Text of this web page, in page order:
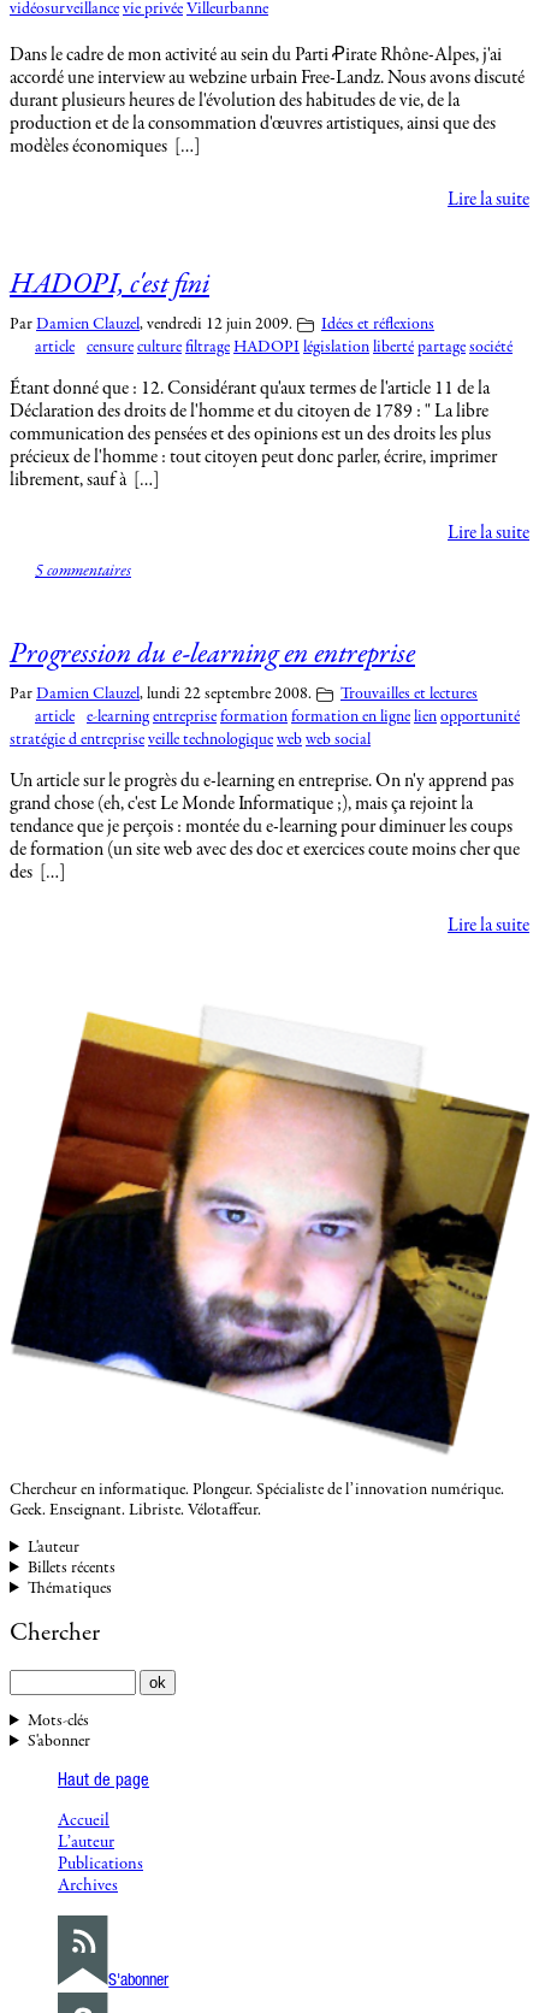
vidéosurveillance vie privée Villeurbanne
Dans le cadre de mon activité au sein du Parti Ꝓirate Rhône-Alpes, j'ai
accordé une interview au webzine urbain Free-Landz. Nous avons discuté
durant plusieurs heures de l'évolution des habitudes de vie, de la
production et de la consommation d'œuvres artistiques, ainsi que des
modèles économiques […]
Lire la suite
HADOPI, c'est fini
Par Damien Clauzel, vendredi 12 juin 2009.
Idées et réflexions
article
censure culture filtrage HADOPI législation liberté partage société
Étant donné que : 12. Considérant qu'aux termes de l'article 11 de la
Déclaration des droits de l'homme et du citoyen de 1789 : " La libre
communication des pensées et des opinions est un des droits les plus
précieux de l'homme : tout citoyen peut donc parler, écrire, imprimer
librement, sauf à […]
Lire la suite
5 commentaires
Progression du e-learning en entreprise
Par Damien Clauzel, lundi 22 septembre 2008.
Trouvailles et lectures
article
e-learning entreprise formation formation en ligne lien opportunité
stratégie d entreprise veille technologique web web social
Un article sur le progrès du e-learning en entreprise. On n'y apprend pas
grand chose (eh, c'est Le Monde Informatique ;), mais ça rejoint la
tendance que je perçois : montée du e-learning pour diminuer les coups
de formation (un site web avec des doc et exercices coute moins cher que
des […]
Lire la suite
Chercheur en informatique. Plongeur. Spécialiste de l’innovation numérique.
Geek. Enseignant. Libriste. Vélotaffeur.
L'auteur
Billets récents
Thématiques
Chercher
Mots-clés
S'abonner
Haut de page
Accueil
L’auteur
Publications
Archives
S'abonner